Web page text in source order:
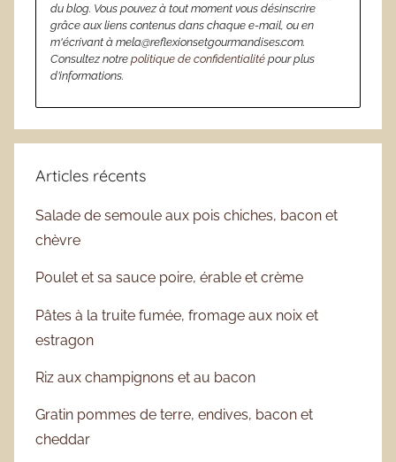
du blog. Vous pouvez à tout moment vous désinscrire
grâce aux liens contenus dans chaque e-mail, ou en
m'écrivant à mela@reflexionsetgourmandises.com.
Consultez notre politique de confidentialité pour plus
d’informations.
Articles récents
Salade de semoule aux pois chiches, bacon et
chèvre
Poulet et sa sauce poire, érable et crème
Pâtes à la truite fumée, fromage aux noix et
estragon
Riz aux champignons et au bacon
Gratin pommes de terre, endives, bacon et
cheddar